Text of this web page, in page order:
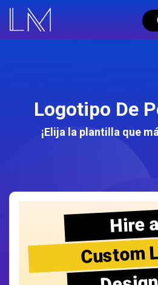
Logotipo De
¡Elija la plantilla que
Hire a
Custom